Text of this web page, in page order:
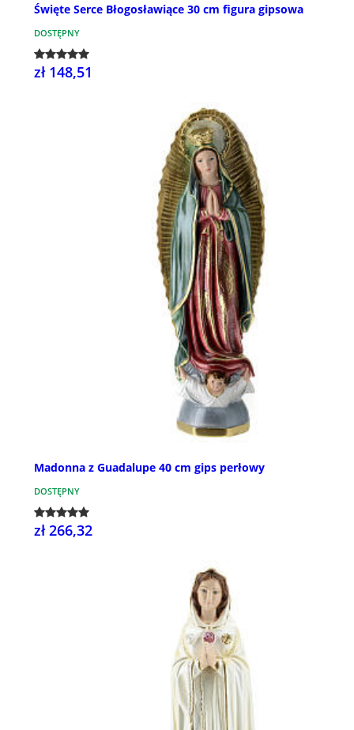
Święte Serce Błogosławiące 30 cm figura gipsowa
DOSTĘPNY
zł 148,51
Madonna z Guadalupe 40 cm gips perłowy
DOSTĘPNY
zł 266,32